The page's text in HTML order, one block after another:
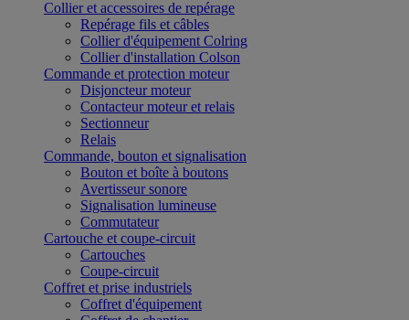
Collier et accessoires de repérage
Repérage fils et câbles
Collier d'équipement Colring
Collier d'installation Colson
Commande et protection moteur
Disjoncteur moteur
Contacteur moteur et relais
Sectionneur
Relais
Commande, bouton et signalisation
Bouton et boîte à boutons
Avertisseur sonore
Signalisation lumineuse
Commutateur
Cartouche et coupe-circuit
Cartouches
Coupe-circuit
Coffret et prise industriels
Coffret d'équipement